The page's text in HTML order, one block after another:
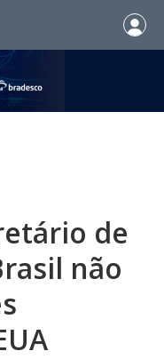
de
não